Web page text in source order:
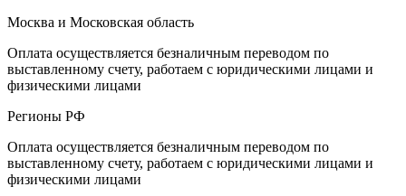
Москва и Московская область
Оплата осуществляется безналичным переводом по
выставленному счету, работаем с юридическими лицами и
физическими лицами
Регионы РФ
Оплата осуществляется безналичным переводом по
выставленному счету, работаем с юридическими лицами и
физическими лицами